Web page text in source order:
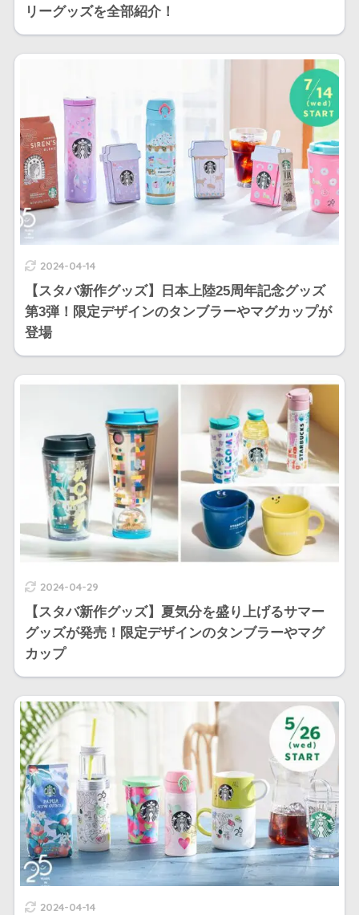
リーグッズを全部紹介！
2024-04-14
【スタバ新作グッズ】日本上陸25周年記念グッズ
第3弾！限定デザインのタンブラーやマグカップが
登場
2024-04-29
【スタバ新作グッズ】夏気分を盛り上げるサマー
グッズが発売！限定デザインのタンブラーやマグ
カップ
2024-04-14